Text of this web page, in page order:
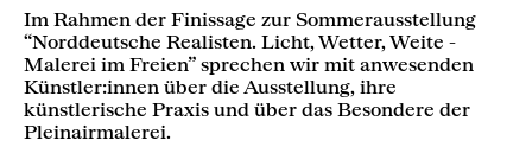
Im Rahmen der Finissage zur Sommerausstellung
“Norddeutsche Realisten. Licht, Wetter, Weite -
Malerei im Freien” sprechen wir mit anwesenden
Künstler:innen über die Ausstellung, ihre
künstlerische Praxis und über das Besondere der
Pleinairmalerei.